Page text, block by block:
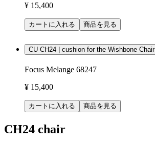
¥ 15,400
カートに入れる 商品を見る
CU CH24 | cushion for the Wishbone Chair
Focus Melange 68247
¥ 15,400
カートに入れる 商品を見る
CH24 chair